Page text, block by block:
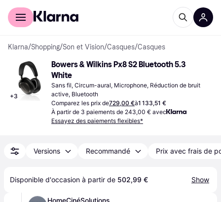
Acheter avec Klarna
Klarna/Shopping/Son et Vision/Casques/Casques
+3
Bowers & Wilkins Px8 S2 Bluetooth 5.3
White
Sans fil, Circum-aural, Microphone, Réduction de bruit
active, Bluetooth
Comparez les prix de729,00 €à1 133,51 €
À partir de 3 paiements de 243,00 € avec
Essayez des paiements flexibles*
Versions Recommandé Prix avec frais de
Disponible d'occasion à partir de 502,99 € Show
HomeCinéSolutions